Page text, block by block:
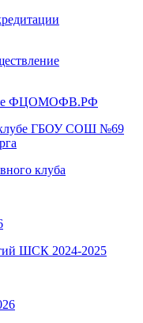
ФЦОМОФВ.РФ
клубе ГБОУ СОШ №69
клуба
ШСК 2024-2025